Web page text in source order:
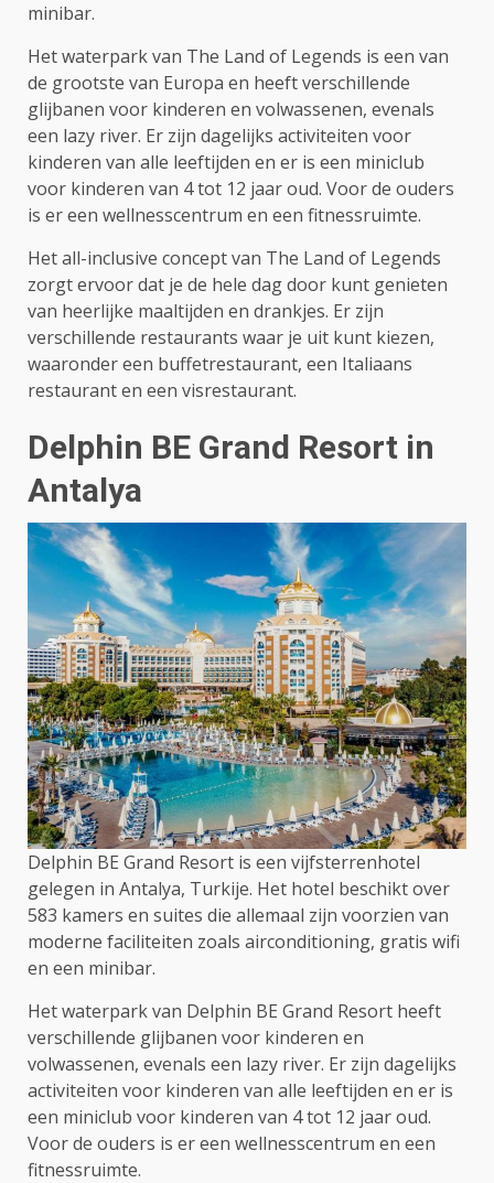
minibar.
Het waterpark van The Land of Legends is een van
de grootste van Europa en heeft verschillende
glijbanen voor kinderen en volwassenen, evenals
een lazy river. Er zijn dagelijks activiteiten voor
kinderen van alle leeftijden en er is een miniclub
voor kinderen van 4 tot 12 jaar oud. Voor de ouders
is er een wellnesscentrum en een fitnessruimte.
Het all-inclusive concept van The Land of Legends
zorgt ervoor dat je de hele dag door kunt genieten
van heerlijke maaltijden en drankjes. Er zijn
verschillende restaurants waar je uit kunt kiezen,
waaronder een buffetrestaurant, een Italiaans
restaurant en een visrestaurant.
Delphin BE Grand Resort in
Antalya
Delphin BE Grand Resort is een vijfsterrenhotel
gelegen in Antalya, Turkije. Het hotel beschikt over
583 kamers en suites die allemaal zijn voorzien van
moderne faciliteiten zoals airconditioning, gratis wifi
en een minibar.
Het waterpark van Delphin BE Grand Resort heeft
verschillende glijbanen voor kinderen en
volwassenen, evenals een lazy river. Er zijn dagelijks
activiteiten voor kinderen van alle leeftijden en er is
een miniclub voor kinderen van 4 tot 12 jaar oud.
Voor de ouders is er een wellnesscentrum en een
fitnessruimte.